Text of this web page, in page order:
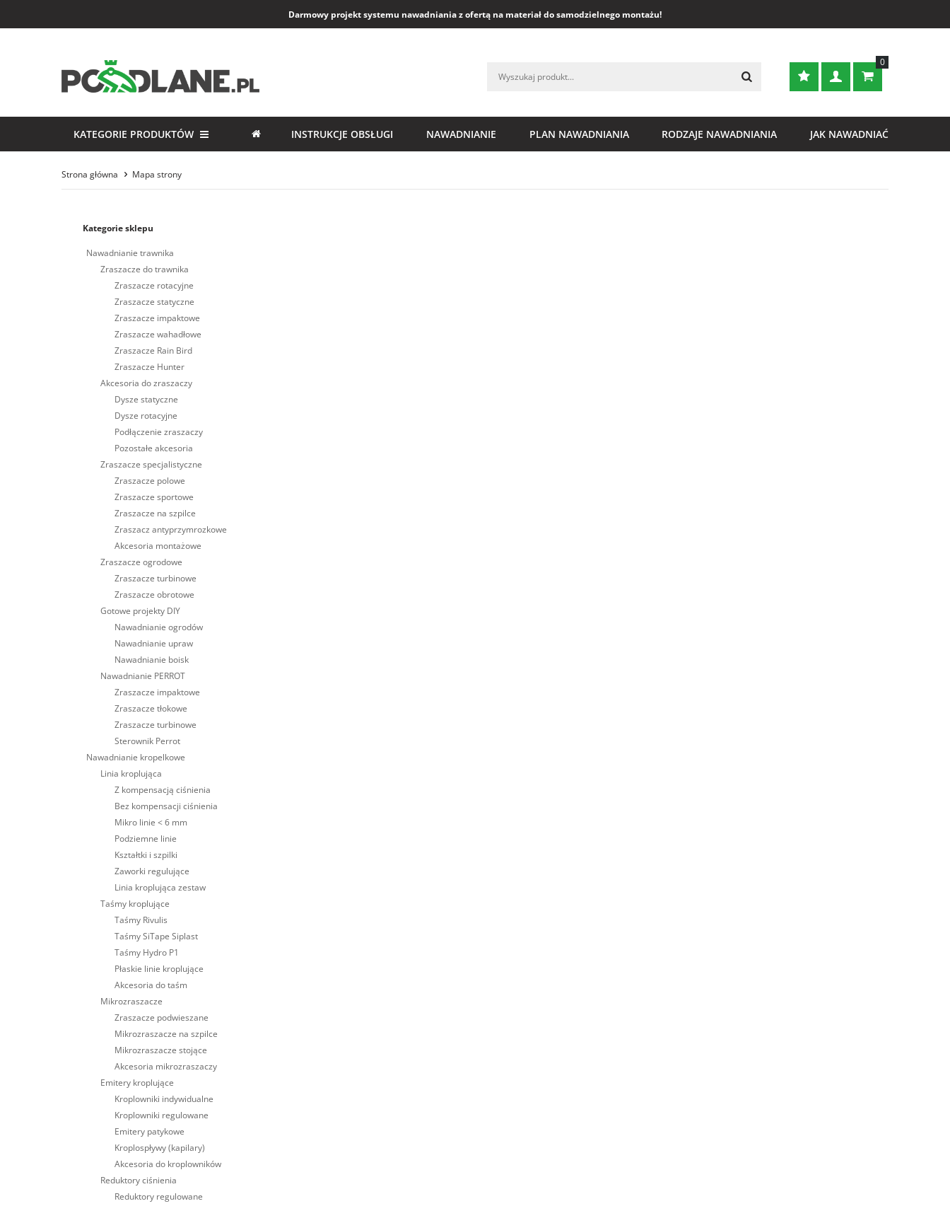
Darmowy projekt systemu nawadniania z ofertą na materiał do samodzielnego montażu!
0
KATEGORIE PRODUKTÓW INSTRUKCJE OBSŁUGI NAWADNIANIE PLAN NAWADNIANIA RODZAJE NAWADNIANIA JAK NAWADNIAĆ
Strona główna Mapa strony
Kategorie sklepu
Nawadnianie trawnika
Zraszacze do trawnika
Zraszacze rotacyjne
Zraszacze statyczne
Zraszacze impaktowe
Zraszacze wahadłowe
Zraszacze Rain Bird
Zraszacze Hunter
Akcesoria do zraszaczy
Dysze statyczne
Dysze rotacyjne
Podłączenie zraszaczy
Pozostałe akcesoria
Zraszacze specjalistyczne
Zraszacze polowe
Zraszacze sportowe
Zraszacze na szpilce
Zraszacz antyprzymrozkowe
Akcesoria montażowe
Zraszacze ogrodowe
Zraszacze turbinowe
Zraszacze obrotowe
Gotowe projekty DIY
Nawadnianie ogrodów
Nawadnianie upraw
Nawadnianie boisk
Nawadnianie PERROT
Zraszacze impaktowe
Zraszacze tłokowe
Zraszacze turbinowe
Sterownik Perrot
Nawadnianie kropelkowe
Linia kroplująca
Z kompensacją ciśnienia
Bez kompensacji ciśnienia
Mikro linie < 6 mm
Podziemne linie
Kształtki i szpilki
Zaworki regulujące
Linia kroplująca zestaw
Taśmy kroplujące
Taśmy Rivulis
Taśmy SiTape Siplast
Taśmy Hydro P1
Płaskie linie kroplujące
Akcesoria do taśm
Mikrozraszacze
Zraszacze podwieszane
Mikrozraszacze na szpilce
Mikrozraszacze stojące
Akcesoria mikrozraszaczy
Emitery kroplujące
Kroplowniki indywidualne
Kroplowniki regulowane
Emitery patykowe
Kroplospływy (kapilary)
Akcesoria do kroplowników
Reduktory ciśnienia
Reduktory regulowane